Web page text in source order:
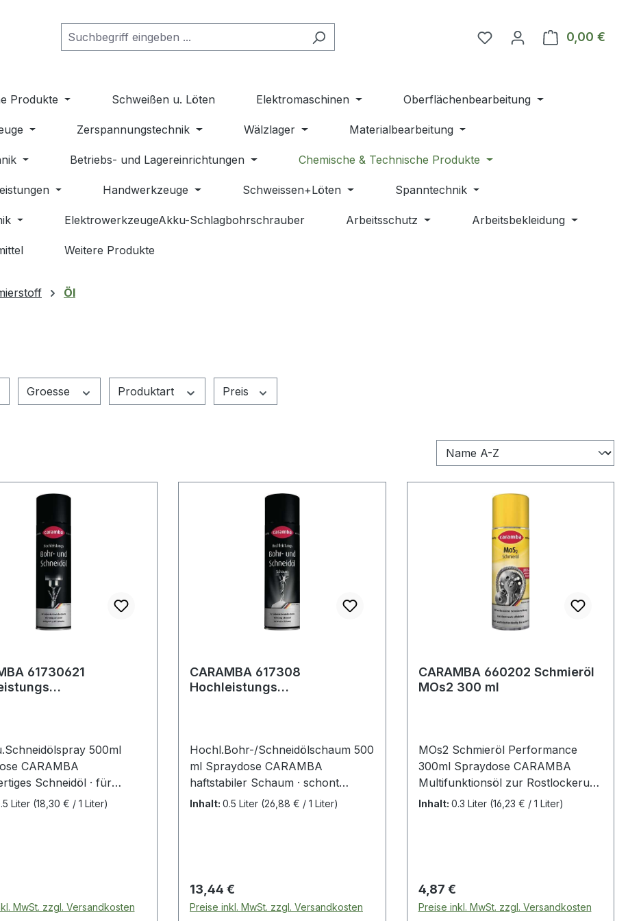
Du hast 0 Produkte auf
0,00 €
Produkte Schweißen u. Löten Elektromaschinen Oberflächenbearbeitung
Zerspannungstechnik Wälzlager Materialbearbeitung
Betriebs- und Lagereinrichtungen Chemische & Technische Produkte
Handwerkzeuge Schweissen+Löten Spanntechnik
ElektrowerkzeugeAkku-Schlagbohrschrauber Arbeitsschutz Arbeitsbekleidung
Weitere Produkte
Öl
Groesse Produktart Preis
61730621
500ml
CARAMBA
Schneidöl · für
bis mittelschwere
Drehen, Fräsen, Sägen
· für legierten und
Liter (18,30 € / 1 Liter)
Preis:
MwSt. zzgl. Versandkosten
CARAMBA 617308
Hochleistungs
Hochl.Bohr-/Schneidölschaum 500
ml Spraydose CARAMBA
haftstabiler Schaum · schont
Werkzeug und Material · mischbar
Guss, Chrom-Nickel-
Verbindungen, Kupfer und deren
Inhalt: 0.5 Liter (26,88 € / 1 Liter)
Regulärer Preis:
13,44 €
Preise inkl. MwSt. zzgl. Versandkosten
CARAMBA 660202 Schmieröl
MOs2 300 ml
MOs2 Schmieröl Performance
300ml Spraydose CARAMBA
Multifunktionsöl zur Rostlockerung
, Schmierung und Pflege von
Inhalt: 0.3 Liter (16,23 € / 1 Liter)
Regulärer Preis:
4,87 €
Preise inkl. MwSt. zzgl. Versandkosten